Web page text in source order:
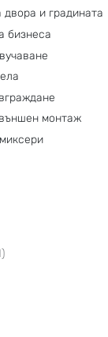
двора и градината
бизнеса
монтаж